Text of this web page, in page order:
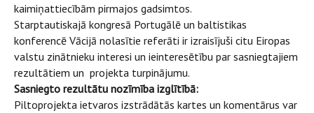
kaimiņattiecībām pirmajos gadsimtos.
Starptautiskajā kongresā Portugālē un baltistikas
konferencē Vācijā nolasītie referāti ir izraisījuši citu Eiropas
valstu zinātnieku interesi un ieinteresētību par sasniegtajiem
rezultātiem un projekta turpinājumu.
Sasniegto rezultātu nozīmība izglītībā:
Piltoprojekta ietvaros izstrādātās kartes un komentārus var